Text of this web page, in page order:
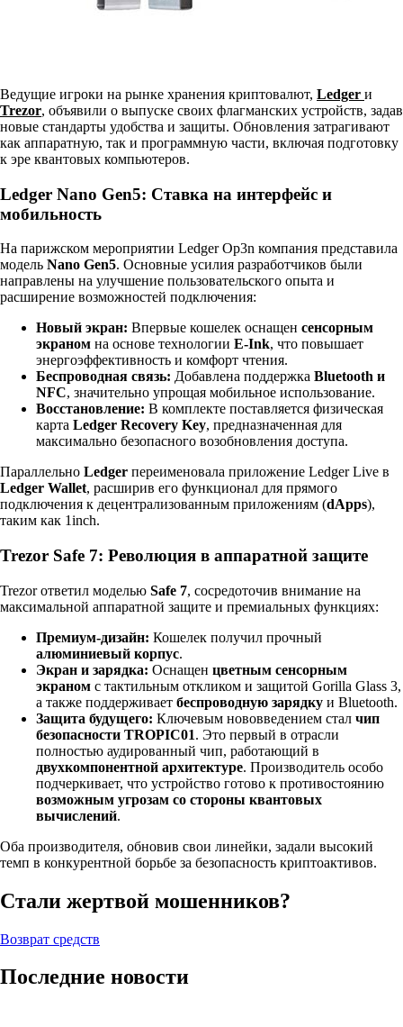
Ведущие игроки на рынке хранения криптовалют, Ledger и
Trezor, объявили о выпуске своих флагманских устройств, задав
новые стандарты удобства и защиты. Обновления затрагивают
как аппаратную, так и программную части, включая подготовку
к эре квантовых компьютеров.
Ledger Nano Gen5: Ставка на интерфейс и
мобильность
На парижском мероприятии Ledger Op3n компания представила
модель Nano Gen5. Основные усилия разработчиков были
направлены на улучшение пользовательского опыта и
расширение возможностей подключения:
Новый экран: Впервые кошелек оснащен сенсорным
экраном на основе технологии E-Ink, что повышает
энергоэффективность и комфорт чтения.
Беспроводная связь: Добавлена поддержка Bluetooth и
NFC, значительно упрощая мобильное использование.
Восстановление: В комплекте поставляется физическая
карта Ledger Recovery Key, предназначенная для
максимально безопасного возобновления доступа.
Параллельно Ledger переименовала приложение Ledger Live в
Ledger Wallet, расширив его функционал для прямого
подключения к децентрализованным приложениям (dApps),
таким как 1inch.
Trezor Safe 7: Революция в аппаратной защите
Trezor ответил моделью Safe 7, сосредоточив внимание на
максимальной аппаратной защите и премиальных функциях:
Премиум-дизайн: Кошелек получил прочный
алюминиевый корпус.
Экран и зарядка: Оснащен цветным сенсорным
экраном с тактильным откликом и защитой Gorilla Glass 3,
а также поддерживает беспроводную зарядку и Bluetooth.
Защита будущего: Ключевым нововведением стал чип
безопасности TROPIC01. Это первый в отрасли
полностью аудированный чип, работающий в
двухкомпонентной архитектуре. Производитель особо
подчеркивает, что устройство готово к противостоянию
возможным угрозам со стороны квантовых
вычислений.
Оба производителя, обновив свои линейки, задали высокий
темп в конкурентной борьбе за безопасность криптоактивов.
Стали жертвой мошенников?
Возврат средств
Последние новости